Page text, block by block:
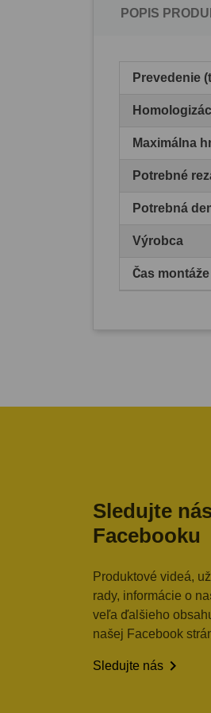
POPIS
Prevedenie
Maximálna
Potrebné
Potrebná
Výrobca
Čas
Sledujte
Facebooku
Produktové videá,
rady, informácie o
veľa ďalšieho
našej Facebook
Sledujte nás 